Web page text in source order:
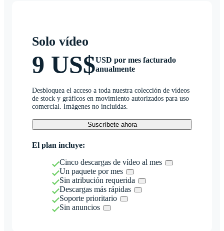
Solo vídeo
9 US$USD por mes facturado
anualmente
Desbloquea el acceso a toda nuestra colección de vídeos
de stock y gráficos en movimiento autorizados para uso
comercial. Imágenes no incluidas.
Suscríbete ahora
El plan incluye:
Cinco descargas de vídeo al mes
Un paquete por mes
Sin atribución requerida
Descargas más rápidas
Soporte prioritario
Sin anuncios